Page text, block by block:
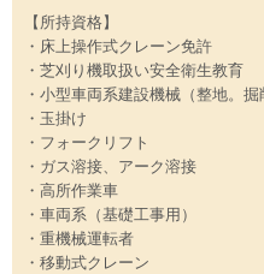
【所持資格】
・床上操作式クレーン免許
・芝刈り機取扱い安全衛生教育
・小型車両系建設機械（整地。掘
・玉掛け
・フォークリフト
・ガス溶接、アーク溶接
・高所作業車
・車両系（基礎工事用）
・重機械運転者
・移動式クレーン